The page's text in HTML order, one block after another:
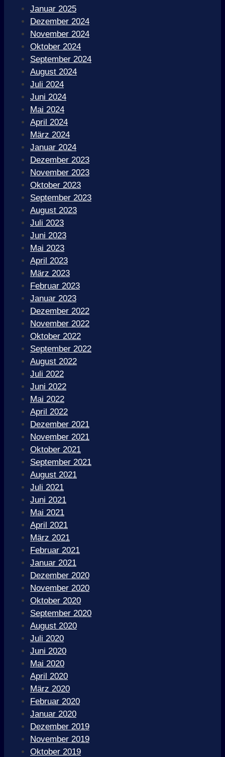
Januar 2025
Dezember 2024
November 2024
Oktober 2024
September 2024
August 2024
Juli 2024
Juni 2024
Mai 2024
April 2024
März 2024
Januar 2024
Dezember 2023
November 2023
Oktober 2023
September 2023
August 2023
Juli 2023
Juni 2023
Mai 2023
April 2023
März 2023
Februar 2023
Januar 2023
Dezember 2022
November 2022
Oktober 2022
September 2022
August 2022
Juli 2022
Juni 2022
Mai 2022
April 2022
Dezember 2021
November 2021
Oktober 2021
September 2021
August 2021
Juli 2021
Juni 2021
Mai 2021
April 2021
März 2021
Februar 2021
Januar 2021
Dezember 2020
November 2020
Oktober 2020
September 2020
August 2020
Juli 2020
Juni 2020
Mai 2020
April 2020
März 2020
Februar 2020
Januar 2020
Dezember 2019
November 2019
Oktober 2019